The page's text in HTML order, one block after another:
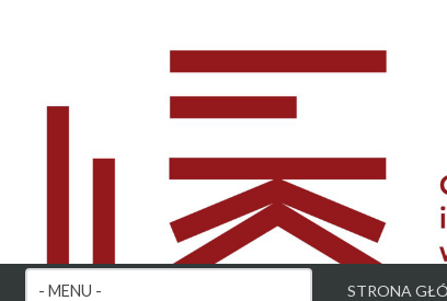
STRONA